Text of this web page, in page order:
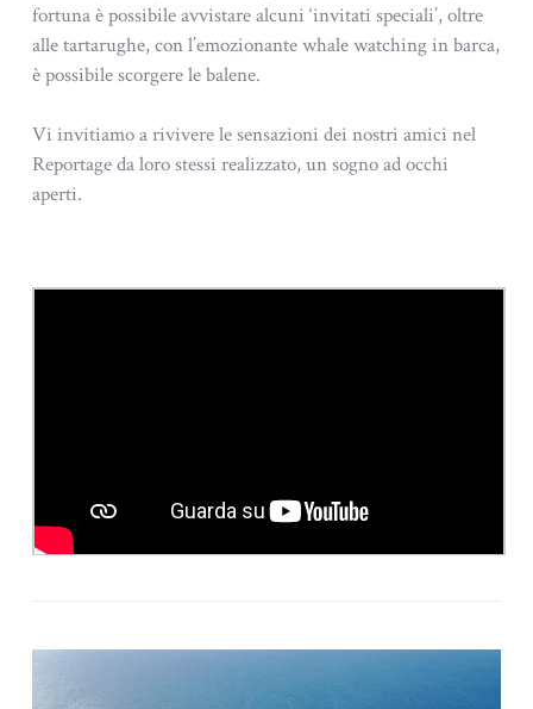
fortuna è possibile avvistare alcuni ‘invitati speciali’, oltre
alle tartarughe, con l’emozionante whale watching in barca,
è possibile scorgere le balene.
Vi invitiamo a rivivere le sensazioni dei nostri amici nel
Reportage da loro stessi realizzato, un sogno ad occhi
aperti.